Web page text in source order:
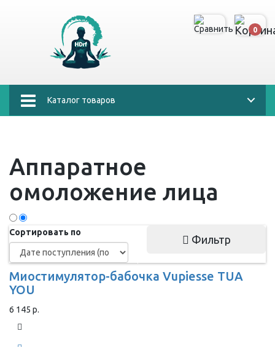
0
Каталог товаров
Аппаратное
омоложение лица
Сортировать по
Фильтр
Миостимулятор-бабочка Vupiesse TUA
YOU
6 145 р.